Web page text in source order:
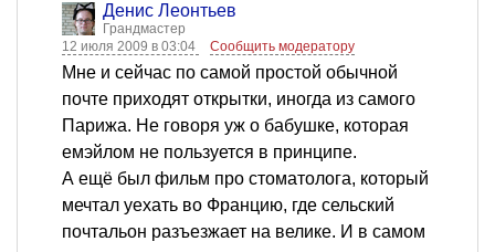
Денис Леонтьев
Грандмастер
12 июля 2009 в 03:04
Сообщить модератору
Мне и сейчас по самой простой обычной
почте приходят открытки, иногда из самого
Парижа. Не говоря уж о бабушке, которая
емэйлом не пользуется в принципе.
А ещё был фильм про стоматолога, который
мечтал уехать во Францию, где сельский
почтальон разъезжает на велике. И в самом